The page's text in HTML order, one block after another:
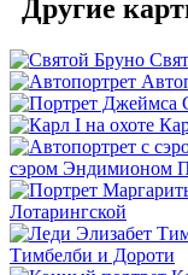
Другие
сэром Эндимионом
Лотарингской
Тимбелби и Дороти